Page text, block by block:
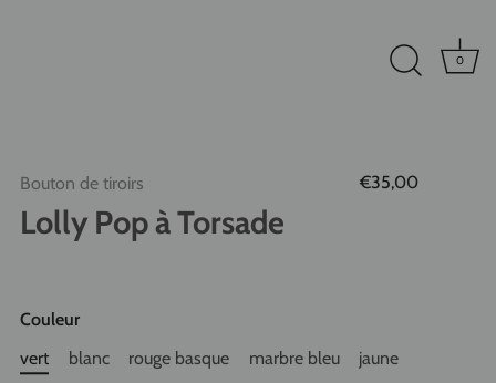
0
Bouton de tiroirs €35,00
Lolly Pop à Torsade
Couleur
vert
blanc rouge basque marbre bleu jaune